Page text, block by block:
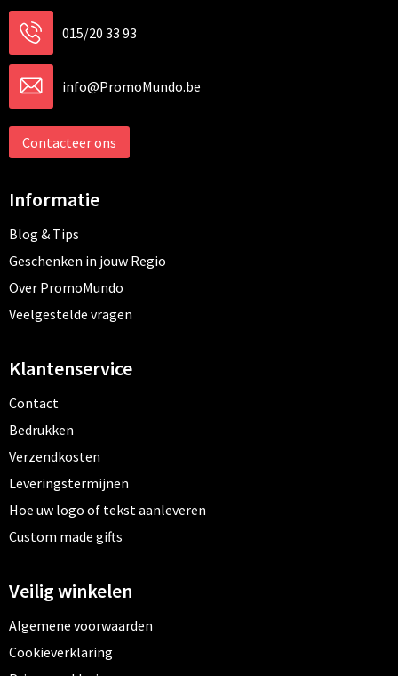
015/20 33 93
info@PromoMundo.be
Contacteer ons
Informatie
Blog & Tips
Geschenken in jouw Regio
Over PromoMundo
Veelgestelde vragen
Klantenservice
Contact
Bedrukken
Verzendkosten
Leveringstermijnen
Hoe uw logo of tekst aanleveren
Custom made gifts
Veilig winkelen
Algemene voorwaarden
Cookieverklaring